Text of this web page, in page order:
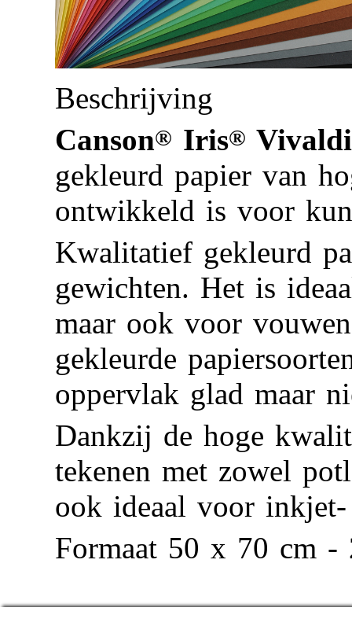
Beschrijving
Canson® Iris® Vivaldi
gekleurd papier van
ontwikkeld is voor
Kwalitatief gekleurd
gewichten. Het is
maar ook voor
gekleurde
oppervlak glad maar
Dankzij de hoge
tekenen met zowel
ook ideaal voor inkjet-
Formaat 50 x 70 cm -